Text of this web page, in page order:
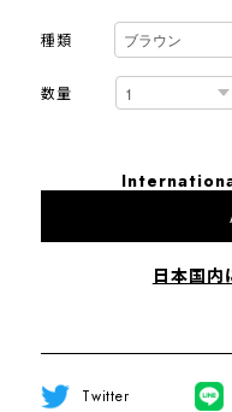
種類
数量
日本国内
Twitter